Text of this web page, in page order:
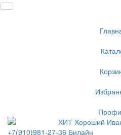
+7(910)981-27-36 Билайн